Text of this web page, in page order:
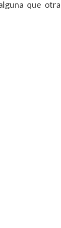
que otra